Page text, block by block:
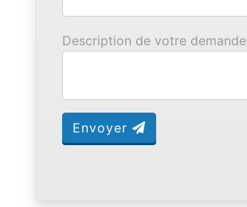
Description de votre demande
Envoyer